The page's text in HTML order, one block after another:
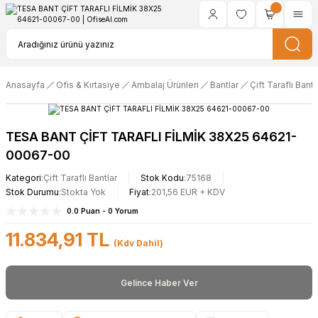
Anasayfa Ofis & Kırtasiye Ambalaj Ürünleri Bantlar Çift Taraflı
TESA BANT ÇİFT TARAFLI FİLMİK 38X25 64621-
00067-00
Kategori Çift Taraflı Bantlar Stok Kodu 75168
Stok Durumu Stokta Yok Fiyat 201,56 EUR + KDV
0.0 Puan - 0 Yorum
11.834,91 TL (Kdv Dahil)
Gelince Haber Ver